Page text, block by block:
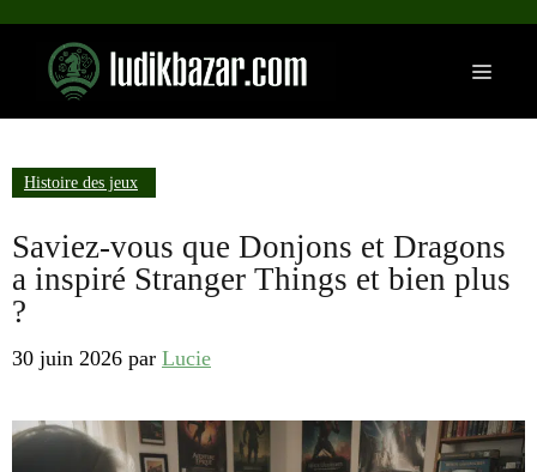
contenu
Menu
Histoire des jeux
Saviez-vous que Donjons et Dragons
a inspiré Stranger Things et bien plus
?
30 juin 2026 par Lucie